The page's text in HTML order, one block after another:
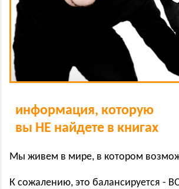
информация, которую
вы НЕ найдете в книгах
Мы живем в мире, в котором
К сожалению, это балансируется -